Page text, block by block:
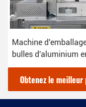
Machine
bulles d'aluminium
PVC pour les
pharmaceutiques
Obtenez le meilleur